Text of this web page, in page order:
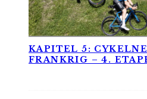
KAPITEL 5:
FRANKRIG – 4.